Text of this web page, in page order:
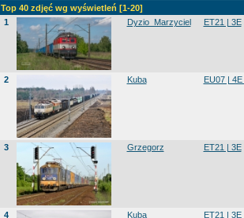
Top 40 zdjęć wg wyświetleń [1-20]
1
Dyzio_Marzyciel ET21 | 3E
2 Kuba EU07 |
3 Grzegorz ET21 | 3E
4 Kuba ET21 | 3E